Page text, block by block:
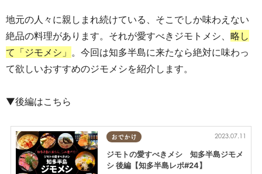
地元の人々に親しまれ続けている、そこでしか味わえない
絶品の料理があります。それが愛すべきジモトメシ、 略し
て「ジモメシ」 。今回は知多半島に来たなら絶対に味わっ
て欲しいおすすめのジモメシを紹介します。
▼後編はこちら
おでかけ 2023.07.11
ジモトの愛すべきメシ 知多半島ジモメ
シ 後編【知多半島レポ#24】